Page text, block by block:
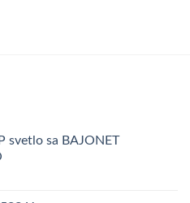
svetlo sa BAJONET